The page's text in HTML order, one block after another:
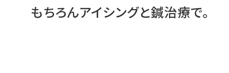
もちろんアイシングと鍼治療で。